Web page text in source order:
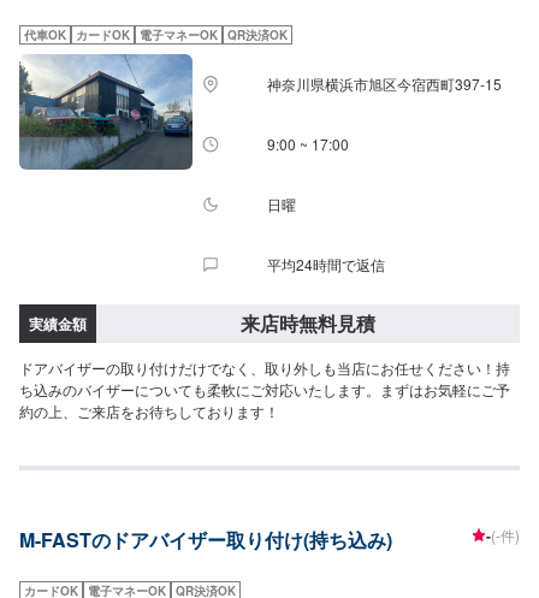
代車OK カードOK 電子マネーOK QR決済OK
神奈川県横浜市旭区今宿西町397-15
9:00 ~ 17:00
日曜
平均24時間で返信
実績金額 来店時無料見積
ドアバイザーの取り付けだけでなく、取り外しも当店にお任せください！持
ち込みのバイザーについても柔軟にご対応いたします。まずはお気軽にご予
約の上、ご来店をお待ちしております！
M-FASTのドアバイザー取り付け(持ち込み) -(-件)
カードOK 電子マネーOK QR決済OK